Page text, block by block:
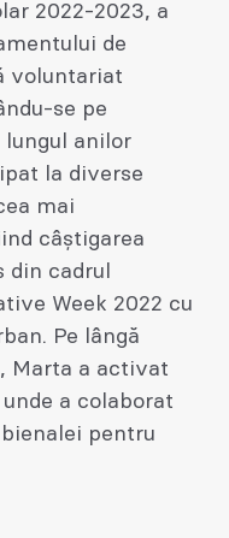
2022-2023, a
de
voluntariat
se pe
lungul anilor
la diverse
mai
câștigarea
cadrul
Week 2022 cu
Pe lângă
Marta a activat
a colaborat
pentru